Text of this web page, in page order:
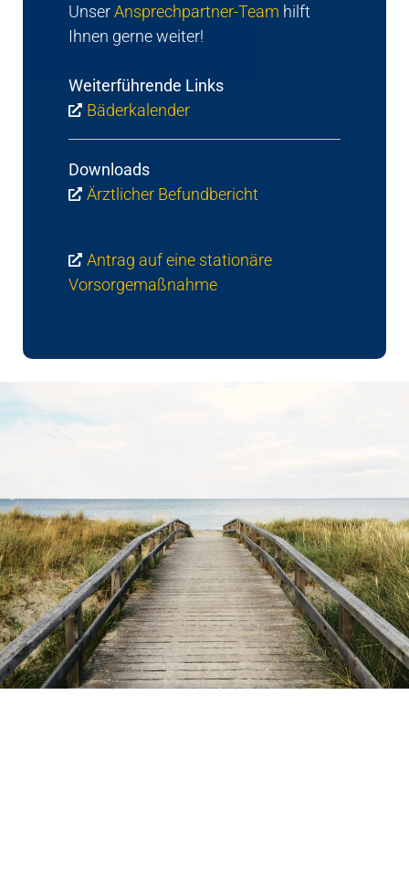
UnserAnsprechpartner-Team hilft
Ihnen gerne weiter!
Weiterführende Links
Bäderkalender
Downloads
Ärztlicher Befundbericht
Antrag auf eine stationäre
Vorsorgemaßnahme